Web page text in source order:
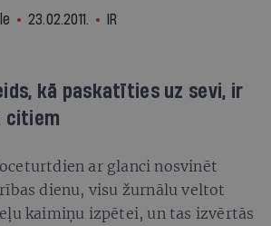
23.02.2011. IR
kā paskatīties uz sevi, ir
citiem
ar glanci nosvinēt
dienu, visu žurnālu veltot
kaimiņu izpētei, un tas izvērtās